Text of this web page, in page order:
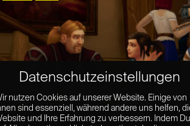
Mats Steen – das fantastische Leben
des Ibelin
Datenschutzeinstellungen
nutzen Cookies auf unserer Website. Einige von
sind essenziell, während andere uns helfen,
und Ihre Erfahrung zu verbessern. Indem